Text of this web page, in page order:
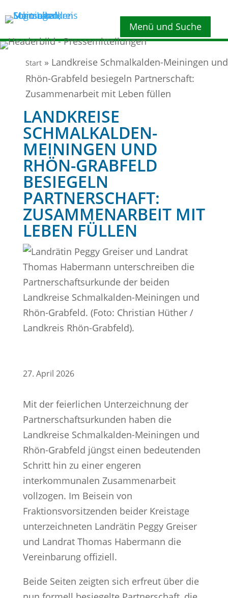
Menü und Suche
Start » Landkreise Schmalkalden-Meiningen und
Rhön-Grabfeld besiegeln Partnerschaft:
Zusammenarbeit mit Leben füllen
LANDKREISE
SCHMALKALDEN-
MEININGEN UND
RHÖN-GRABFELD
BESIEGELN
PARTNERSCHAFT:
ZUSAMMENARBEIT MIT
LEBEN FÜLLEN
27. April 2026
Mit der feierlichen Unterzeichnung der
Partnerschaftsurkunden haben die
Landkreise Schmalkalden-Meiningen und
Rhön-Grabfeld jüngst einen bedeutenden
Schritt hin zu einer engeren
interkommunalen Zusammenarbeit
vollzogen. Im Beisein von
Fraktionsvorsitzenden beider Kreistage
unterzeichneten Landrätin Peggy Greiser
und Landrat Thomas Habermann die
Vereinbarung offiziell.
Beide Seiten zeigten sich erfreut über die